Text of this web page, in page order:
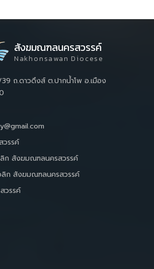
สังฆมณฑลนครสวรรค์
Nakhonsawan Diocese
ถ.ดาวดึงส์ ต.ปากน้ำโพ อ.เมือง
รรค์
ก สังฆมณฑลนครสวรรค์
ก สังฆมณฑลนครสวรรค์
วรรค์